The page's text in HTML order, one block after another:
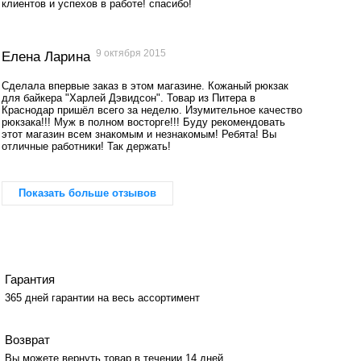
клиентов и успехов в работе! спасибо!
Елена Ларина 9 октября 2015
Сделала впервые заказ в этом магазине. Кожаный рюкзак
для байкера "Харлей Дэвидсон". Товар из Питера в
Краснодар пришёл всего за неделю. Изумительное качество
рюкзака!!! Муж в полном восторге!!! Буду рекомендовать
этот магазин всем знакомым и незнакомым! Ребята! Вы
отличные работники! Так держать!
Показать больше отзывов
Гарантия
365 дней гарантии на весь ассортимент
Возврат
Вы можете вернуть товар в течении 14 дней